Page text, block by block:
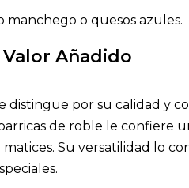
manchego o quesos azules.
Añadido
distingue por su calidad y
de roble le confiere
Su versatilidad lo